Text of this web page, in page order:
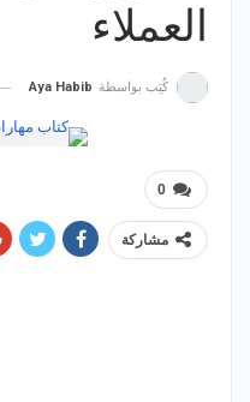
العملاء
كُتِب بواسطة Aya Habib
0
مشاركة